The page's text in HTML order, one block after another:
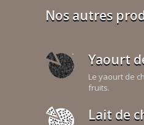
Nos autres
Yaourt
Le yaourt de
fruits.
Lait de